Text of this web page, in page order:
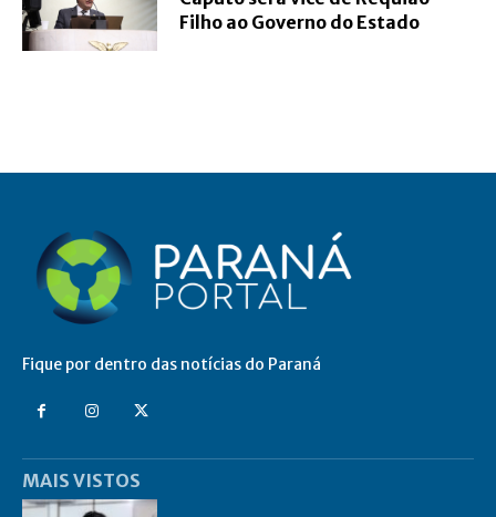
Filho ao Governo do Estado
Fique por dentro das notícias do Paraná
MAIS VISTOS